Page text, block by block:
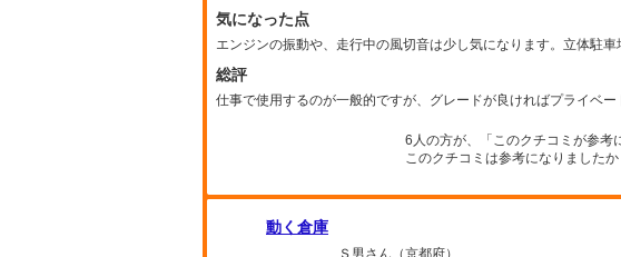
気になった点
エンジンの振動や、走行中の風切音は少し気になります。立体駐車
総評
仕事で使用するのが一般的ですが、グレードが良ければプライベー
6人の方が、「このクチコミが参考
このクチコミは参考になりましたか
動く倉庫
Ｓ男さん（京都府）